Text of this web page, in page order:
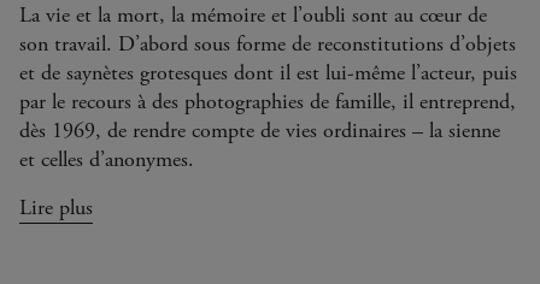
La vie et la mort, la mémoire et l’oubli sont au cœur de
son travail. D’abord sous forme de reconstitutions d’objets
et de saynètes grotesques dont il est lui-même l’acteur, puis
par le recours à des photographies de famille, il entreprend,
dès 1969, de rendre compte de vies ordinaires – la sienne
et celles d’anonymes.
Lire plus